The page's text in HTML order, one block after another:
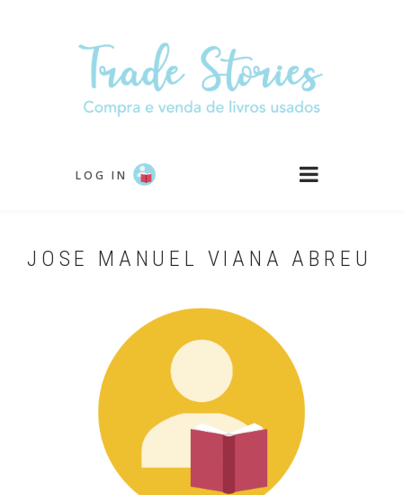
LOG IN
JOSE MANUEL VIANA ABREU